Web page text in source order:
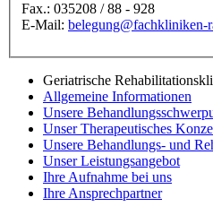
Fax.: 035208 / 88 - 928
E-Mail: belegung@fachkliniken-
Geriatrische
Allgemeine Informationen
Unsere
Unser Therapeutisches
Unsere Behandlungs- und
Unser Leistungsangebot
Ihre Aufnahme bei uns
Ihre Ansprechpartner